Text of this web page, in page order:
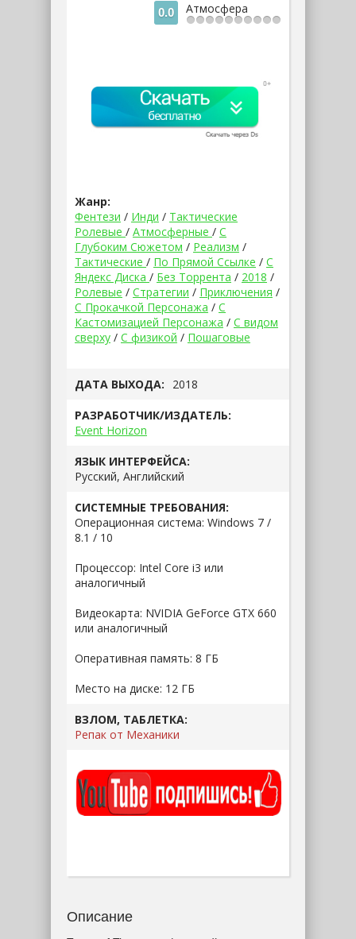
0.0 Атмосфера
ДАТА ВЫХОДА: 2018
РАЗРАБОТЧИК/ИЗДАТЕЛЬ:
Event Horizon
ЯЗЫК ИНТЕРФЕЙСА:
Русский, Английский
СИСТЕМНЫЕ ТРЕБОВАНИЯ:
Операционная система: Windows 7 /
8.1 / 10
Процессор: Intel Core i3 или
аналогичный
Видеокарта: NVIDIA GeForce GTX 660
или аналогичный
Оперативная память: 8 ГБ
Место на диске: 12 ГБ
ВЗЛОМ, ТАБЛЕТКА:
Репак от Механики
Жанр:
Фентези / Инди / Тактические
Ролевые / Атмосферные / С
Глубоким Сюжетом / Реализм /
Тактические / По Прямой Ссылке / С
Яндекс Диска / Без Торрента / 2018 /
Ролевые / Стратегии / Приключения /
С Прокачкой Персонажа / С
Кастомизацией Персонажа / С видом
сверху / С физикой / Пошаговые
Описание